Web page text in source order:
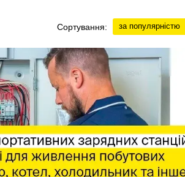
Сортування: за популярністю